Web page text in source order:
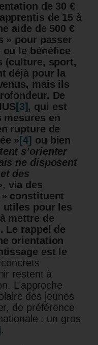
de 30 €
de 15 à
aide de 500 €
» pour passer
ou le bénéfice
(culture, sport,
déjà pour la
mais ils
De
[3], qui est
mesures en
rupture de
» [4] ou bien
s’orienter
ne disposent
des
via des
constituent
utiles pour les
mettre de
Le rappel de
orientation
est le
restent à
L’approche
des jeunes
de préférence
: un gros
.